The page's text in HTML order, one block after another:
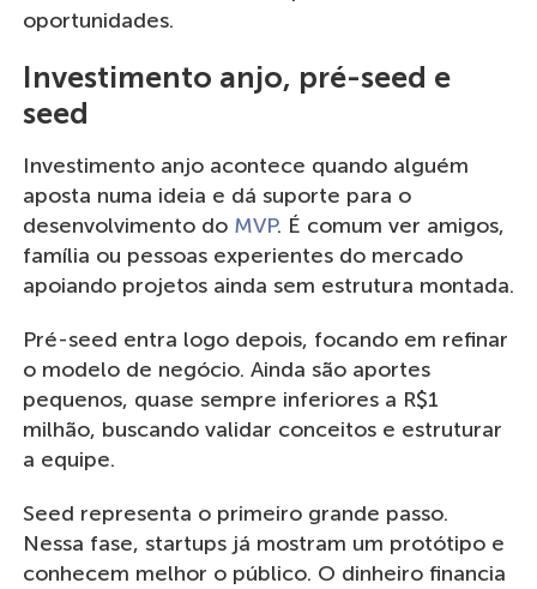
oportunidades.
Investimento anjo, pré-seed e
seed
Investimento anjo acontece quando alguém
aposta numa ideia e dá suporte para o
desenvolvimento do MVP. É comum ver amigos,
família ou pessoas experientes do mercado
apoiando projetos ainda sem estrutura montada.
Pré-seed entra logo depois, focando em refinar
o modelo de negócio. Ainda são aportes
pequenos, quase sempre inferiores a R$1
milhão, buscando validar conceitos e estruturar
a equipe.
Seed representa o primeiro grande passo.
Nessa fase, startups já mostram um protótipo e
conhecem melhor o público. O dinheiro financia